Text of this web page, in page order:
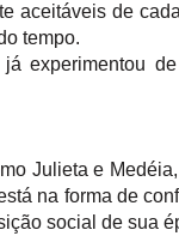
aceitáveis de
tempo.
experimentou
Julieta e
na forma de
social de sua